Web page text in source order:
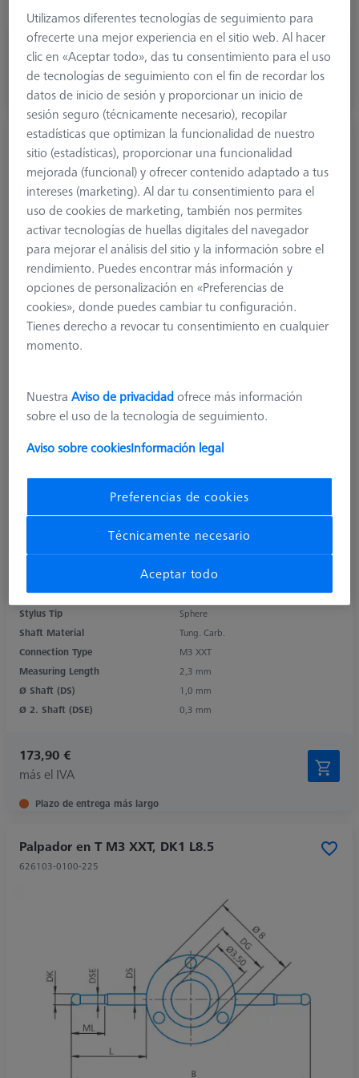
191,30 €
más el IVA
Disponible
Palpador en T M3 XXT, DK0.5 L8.5
626103-0050-225
Stylus
Ø Sphere (DK)
0,5 mm
8,5 mm
Stylus Tip Material
Ruby
Stylus Tip
Sphere
Shaft Material
Tung. Carb.
Connection Type
M3 XXT
Measuring Length
2,3 mm
Ø Shaft (DS)
1,0 mm
Ø 2. Shaft (DSE)
0,3 mm
173,90 €
más el IVA
Plazo de entrega más largo
Palpador en T M3 XXT, DK1 L8.5
626103-0100-225
Utilizamos diferentes tecnologías de seguimiento para
ofrecerte una mejor experiencia en el sitio web. Al hacer
clic en «Aceptar todo», das tu consentimiento para el uso
de tecnologías de seguimiento con el fin de recordar los
datos de inicio de sesión y proporcionar un inicio de
sesión seguro (técnicamente necesario), recopilar
estadísticas que optimizan la funcionalidad de nuestro
sitio (estadísticas), proporcionar una funcionalidad
mejorada (funcional) y ofrecer contenido adaptado a tus
intereses (marketing). Al dar tu consentimiento para el
uso de cookies de marketing, también nos permites
activar tecnologías de huellas digitales del navegador
para mejorar el análisis del sitio y la información sobre el
rendimiento. Puedes encontrar más información y
opciones de personalización en «Preferencias de
cookies», donde puedes cambiar tu configuración.
Tienes derecho a revocar tu consentimiento en cualquier
momento.
NuestraAviso de privacidadofrece más información
sobre el uso de la tecnología de seguimiento.
Aviso sobre cookiesInformación legal
Preferencias de cookies
Técnicamente necesario
Aceptar todo